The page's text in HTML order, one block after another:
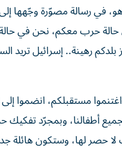
في رسالة مصوّرة وجّهها إلى
حرب معكم، نحن في
بلدكم رهينة.. إسرائيل تريد
مستقبلكم، انضموا إلى
أطفالنا، وبمجرّد
لا حصر لها، وستكون هائلة